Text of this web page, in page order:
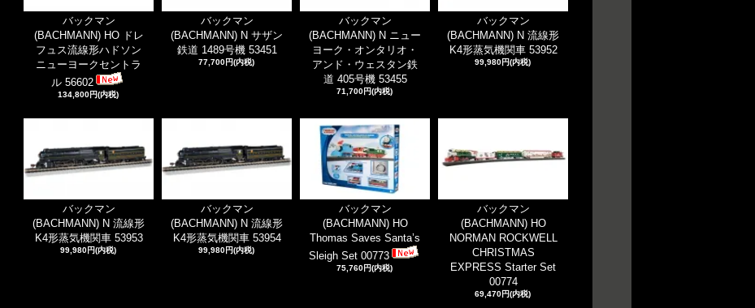
バックマン
(BACHMANN) HO ドレ
フュス流線形ハドソン
ニューヨークセントラ
ル 56602
134,800円(内税)
バックマン
(BACHMANN) N サザン
鉄道 1489号機 53451
77,700円(内税)
バックマン
(BACHMANN) N ニュー
ヨーク・オンタリオ・
アンド・ウェスタン鉄
道 405号機 53455
71,700円(内税)
バックマン
(BACHMANN) N 流線形
K4形蒸気機関車 53952
99,980円(内税)
バックマン
(BACHMANN) N 流線形
K4形蒸気機関車 53953
99,980円(内税)
バックマン
(BACHMANN) N 流線形
K4形蒸気機関車 53954
99,980円(内税)
バックマン
(BACHMANN) HO
Thomas Saves Santa’s
Sleigh Set 00773
75,760円(内税)
バックマン
(BACHMANN) HO
NORMAN ROCKWELL
CHRISTMAS
EXPRESS Starter Set
00774
69,470円(内税)